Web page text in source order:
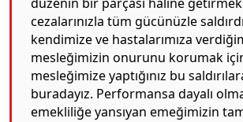
cezalarınızla tüm gücünüzle
kendimize ve hastalarımıza
mesleğimizin onurunu korumak
mesleğimize yaptığınız bu
buradayız. Performansa dayalı
emekliliğe yansıyan emeğimizin tam